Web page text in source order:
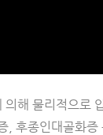
해 물리적으로
, 후종인대골화증